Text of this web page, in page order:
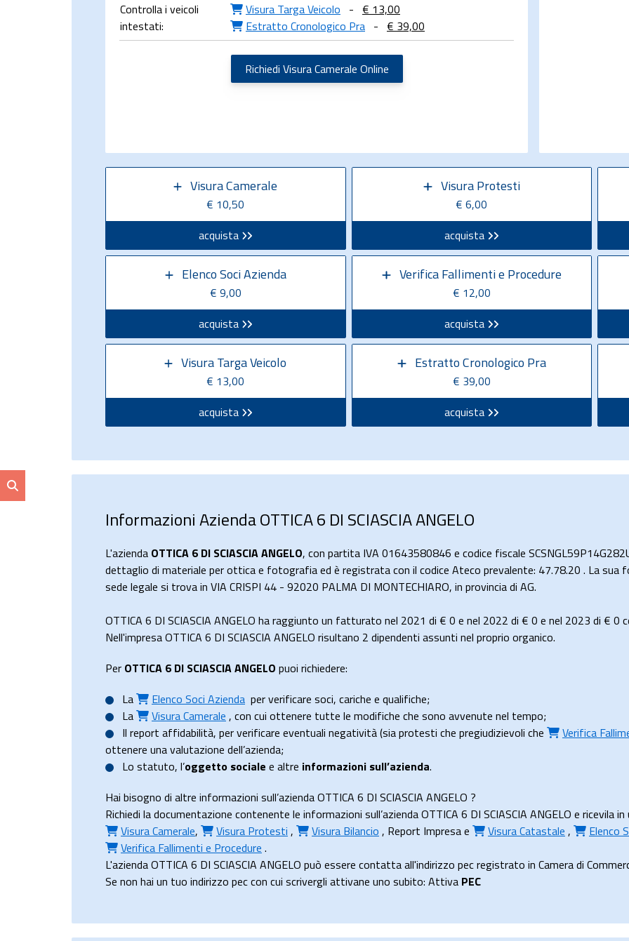
Controlla i veicoli
intestati:
Visura Targa Veicolo - € 13,00
Estratto Cronologico Pra - € 39,00
Richiedi Visura Camerale Online
Visura Camerale
€ 10,50
acquista
Visura Protesti
€ 6,00
acquista
Elenco Soci Azienda
€ 9,00
acquista
Verifica Fallimenti e Procedure
€ 12,00
acquista
Visura Targa Veicolo
€ 13,00
acquista
Estratto Cronologico Pra
€ 39,00
acquista
Informazioni Azienda OTTICA 6 DI SCIASCIA ANGELO
L'azienda OTTICA 6 DI SCIASCIA ANGELO, con partita IVA 01643580846 e codice fiscale
dettaglio di materiale per ottica e fotografia ed è registrata con il codice Ateco prevalente: 47.78.20 . La sua
sede legale si trova in VIA CRISPI 44 - 92020 PALMA DI MONTECHIARO, in provincia di AG.
OTTICA 6 DI SCIASCIA ANGELO ha raggiunto un fatturato nel 2021 di € 0 e nel 2022 di € 0 e nel 2023 di € 0
Nell'impresa OTTICA 6 DI SCIASCIA ANGELO risultano 2 dipendenti assunti nel proprio organico.
Per OTTICA 6 DI SCIASCIA ANGELO puoi richiedere:
La
Elenco Soci Azienda per verificare soci, cariche e qualifiche;
La
Visura Camerale , con cui ottenere tutte le modifiche che sono avvenute nel tempo;
Il report affidabilità, per verificare eventuali negatività (sia protesti che pregiudizievoli che Verifica
ottenere una valutazione dell’azienda;
Lo statuto, l’oggetto sociale e altre informazioni sull’azienda.
Hai bisogno di altre informazioni sull’azienda OTTICA 6 DI SCIASCIA ANGELO ?
Richiedi la documentazione contenente le informazioni sull’azienda OTTICA 6 DI SCIASCIA ANGELO e ricevila
Visura Camerale, Visura Protesti , Visura Bilancio , Report Impresae Visura Catastale , Elenco
Verifica Fallimenti e Procedure .
L'azienda OTTICA 6 DI SCIASCIA ANGELO può essere contatta all'indirizzo pec registrato in Camera di
Se non hai un tuo indirizzo pec con cui scrivergli attivane uno subito: Attiva PEC